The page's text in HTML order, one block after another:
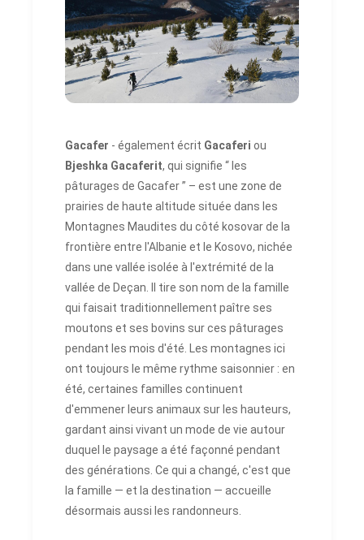
Gacafer - également écrit Gacaferi ou
Bjeshka Gacaferit, qui signifie “ les
pâturages de Gacafer ” – est une zone de
prairies de haute altitude située dans les
Montagnes Maudites du côté kosovar de la
frontière entre l'Albanie et le Kosovo, nichée
dans une vallée isolée à l'extrémité de la
vallée de Deçan. Il tire son nom de la famille
qui faisait traditionnellement paître ses
moutons et ses bovins sur ces pâturages
pendant les mois d'été. Les montagnes ici
ont toujours le même rythme saisonnier : en
été, certaines familles continuent
d'emmener leurs animaux sur les hauteurs,
gardant ainsi vivant un mode de vie autour
duquel le paysage a été façonné pendant
des générations. Ce qui a changé, c'est que
la famille — et la destination — accueille
désormais aussi les randonneurs.